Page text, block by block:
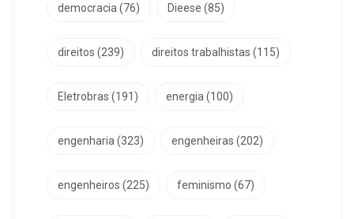
democracia (76) Dieese (85)
direitos (239) direitos trabalhistas (115)
Eletrobras (191) energia (100)
engenharia (323) engenheiras (202)
engenheiros (225) feminismo (67)